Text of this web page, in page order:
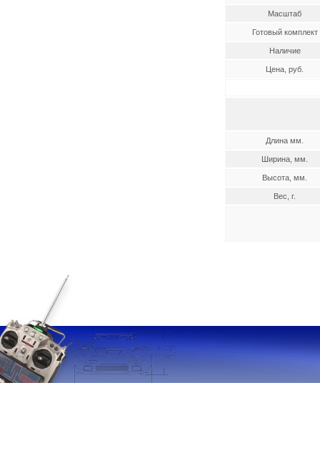
Масштаб
Готовый комплект
Наличие
Цена, руб.
Длина мм.
Ширина, мм.
Высота, мм.
Вес, г.